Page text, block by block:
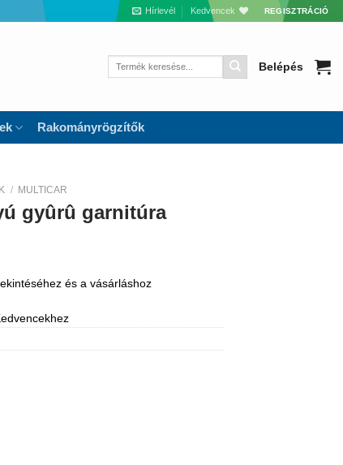
Hírlevél Kedvencek REGISZTRÁCIÓ
Keresés
Belépés
Rakományrögzítők
/ MULTICAR
gyûrû garnitúra
és a vásárláshoz